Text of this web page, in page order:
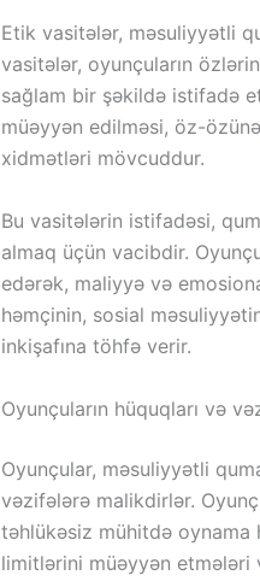
Etik vasitələr, məsuliyyətli
vasitələr, oyunçuların
sağlam bir şəkildə istifadə
müəyyən edilməsi, öz-
xidmətləri mövcuddur.
Bu vasitələrin istifadəsi,
almaq üçün vacibdir.
edərək, maliyyə və
həmçinin, sosial
inkişafına töhfə verir.
Oyunçuların hüquqları və
Oyunçular, məsuliyyətli
vəzifələrə malikdirlər.
təhlükəsiz mühitdə oynama
limitlərini müəyyən etmələri